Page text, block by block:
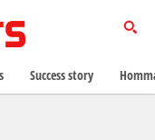
Success story